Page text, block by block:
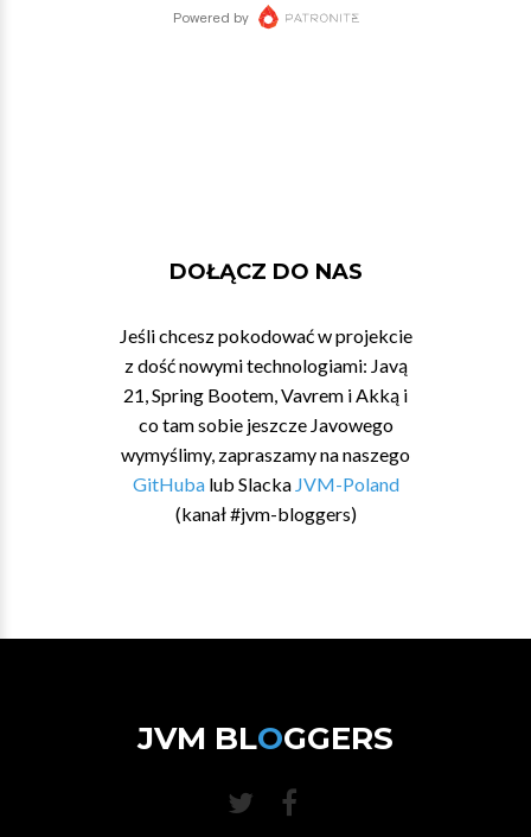
DOŁĄCZ DO NAS
Jeśli chcesz pokodować w projekcie
z dość nowymi technologiami: Javą
21, Spring Bootem, Vavrem i Akką i
co tam sobie jeszcze Javowego
wymyślimy, zapraszamy na naszego
GitHubalub Slacka JVM-Poland
(kanał #jvm-bloggers)
JVM BLOGGERS